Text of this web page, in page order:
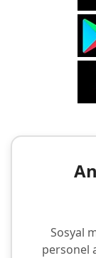
Sosyal
personel